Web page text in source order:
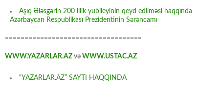
Aşıq Ələsgərin 200 illik yubileyinin qeyd edilməsi haqqında
Azərbaycan Respublikası Prezidentinin Sərəncamı
===================================
WWW.YAZARLAR.AZ və WWW.USTAC.AZ
“YAZARLAR.AZ” SAYTI HAQQINDA